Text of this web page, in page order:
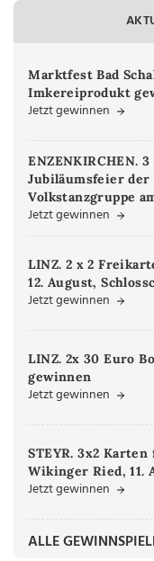
Marktfest Bad
Imkereiprodukt
Jetzt gewinnen
ENZENKIRCHEN.
Jubiläumsfeier der
Volkstanzgruppe
Jetzt gewinnen
LINZ. 2 x 2
12. August,
Jetzt gewinnen
LINZ. 2x 30 Euro
gewinnen
Jetzt gewinnen
STEYR. 3x2
Wikinger Ried, 11.
Jetzt gewinnen
ALLE